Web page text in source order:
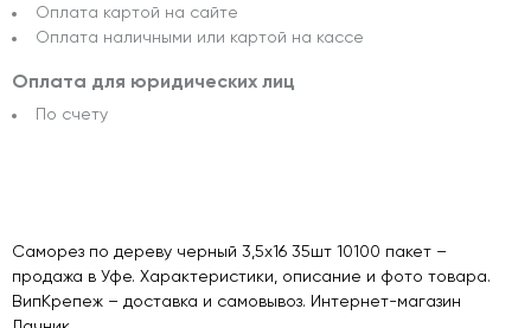
Оплата картой на сайте
Оплата наличными или картой на кассе
Оплата для юридических лиц
По счету
Саморез по дереву черный 3,5х16 35шт 10100 пакет –
продажа в Уфе. Характеристики, описание и фото товара.
ВипКрепеж – доставка и самовывоз. Интернет-магазин